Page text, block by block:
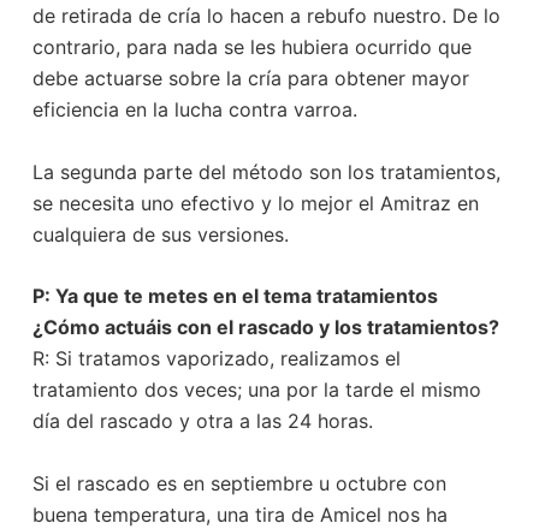
de retirada de cría lo hacen a rebufo nuestro. De lo
contrario, para nada se les hubiera ocurrido que
debe actuarse sobre la cría para obtener mayor
eficiencia en la lucha contra varroa.
La segunda parte del método son los tratamientos,
se necesita uno efectivo y lo mejor el Amitraz en
cualquiera de sus versiones.
P: Ya que te metes en el tema tratamientos
¿Cómo actuáis con el rascado y los tratamientos?
R: Si tratamos vaporizado, realizamos el
tratamiento dos veces; una por la tarde el mismo
día del rascado y otra a las 24 horas.
Si el rascado es en septiembre u octubre con
buena temperatura, una tira de Amicel nos ha